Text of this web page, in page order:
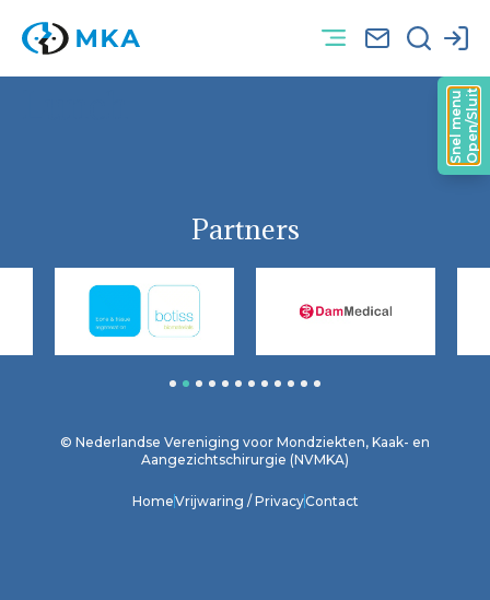
Partners
5 6 7 8 9 1011 12
© Nederlandse Vereniging voor Mondziekten, Kaak- en
Aangezichtschirurgie (NVMKA)
HomeVrijwaring / PrivacyContact
Open/Sluit
Snel menu